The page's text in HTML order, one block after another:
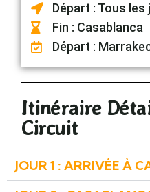
Départ : Tous les
Fin : Casablanca
Départ :
Itinéraire
Circuit
JOUR 1 : ARRIVÉE À